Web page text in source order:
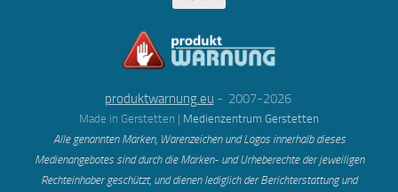
produktwarnung.eu - 2007-2026
Made in Gerstetten | Medienzentrum Gerstetten
Alle genannten Marken, Warenzeichen und Logos innerhalb dieses
Medienangebotes sind durch die Marken- und Urheberechte der jeweiligen
Rechteinhaber geschützt, und dienen lediglich der Berichterstattung und